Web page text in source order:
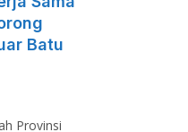
Batu
Provinsi